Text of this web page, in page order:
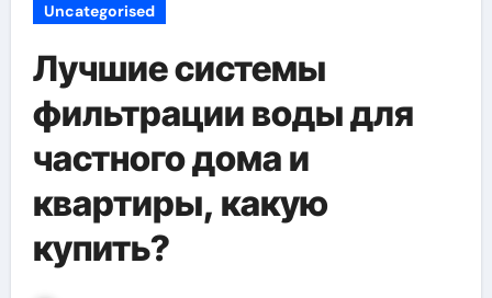
Uncategorised
Лучшие системы
фильтрации воды для
частного дома и
квартиры, какую
купить?